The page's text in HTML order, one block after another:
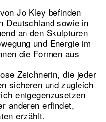
Jo Kley befinden
Deutschland sowie in
an den Skulpturen
und Energie im
die Formen aus
Zeichnerin, die jeder
sicheren und zugleich
entgegenzusetzen
anderen erfindet,
erzählt.